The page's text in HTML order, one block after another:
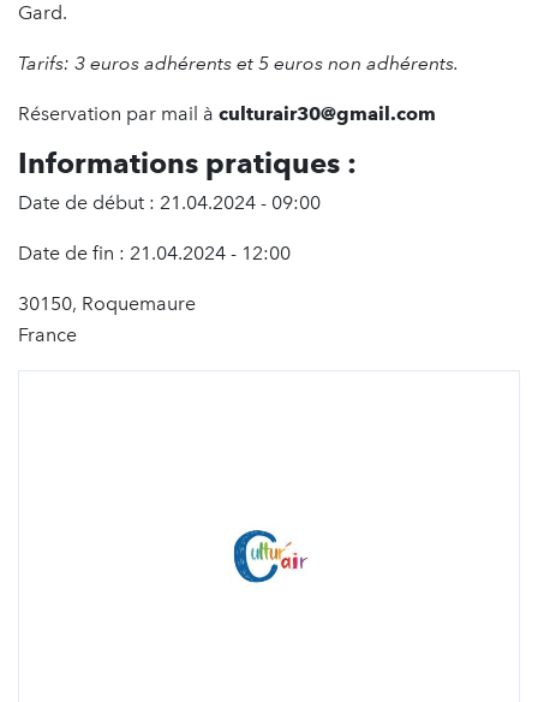
Gard.
Tarifs: 3 euros adhérents et 5 euros non adhérents.
Réservation par mail à culturair30@gmail.com
Informations pratiques :
Date de début : 21.04.2024 - 09:00
Date de fin : 21.04.2024 - 12:00
30150, Roquemaure
France